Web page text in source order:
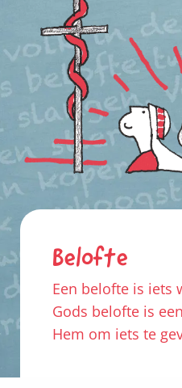
Belofte
Een belofte is iets
Gods belofte is
Hem om iets te